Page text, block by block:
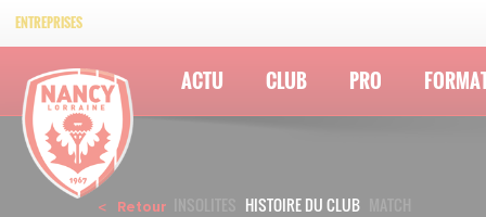
ENTREPRISES
ACTU CLUB PRO
Retour HISTOIRE DU CLUB